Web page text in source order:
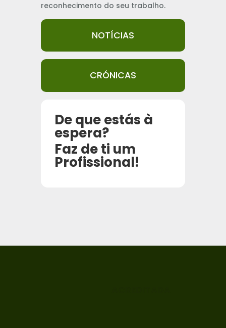
reconhecimento do seu trabalho.
NOTÍCIAS
CRÓNICAS
De que estás à
espera?
Faz de ti um
Profissional!